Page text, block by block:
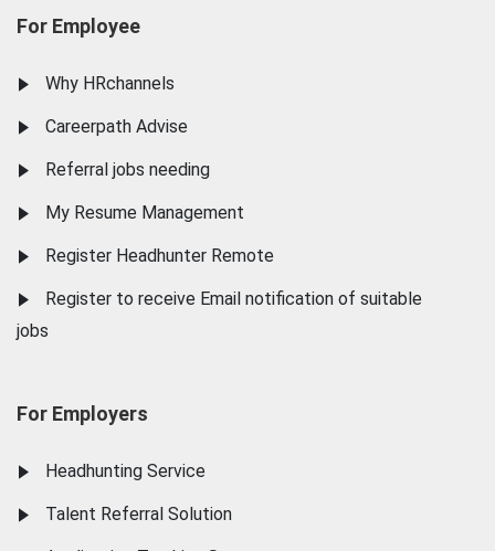
For Employee
Why HRchannels
Careerpath Advise
Referral jobs needing
My Resume Management
Register Headhunter Remote
Register to receive Email notification of suitable
jobs
For Employers
Headhunting Service
Talent Referral Solution